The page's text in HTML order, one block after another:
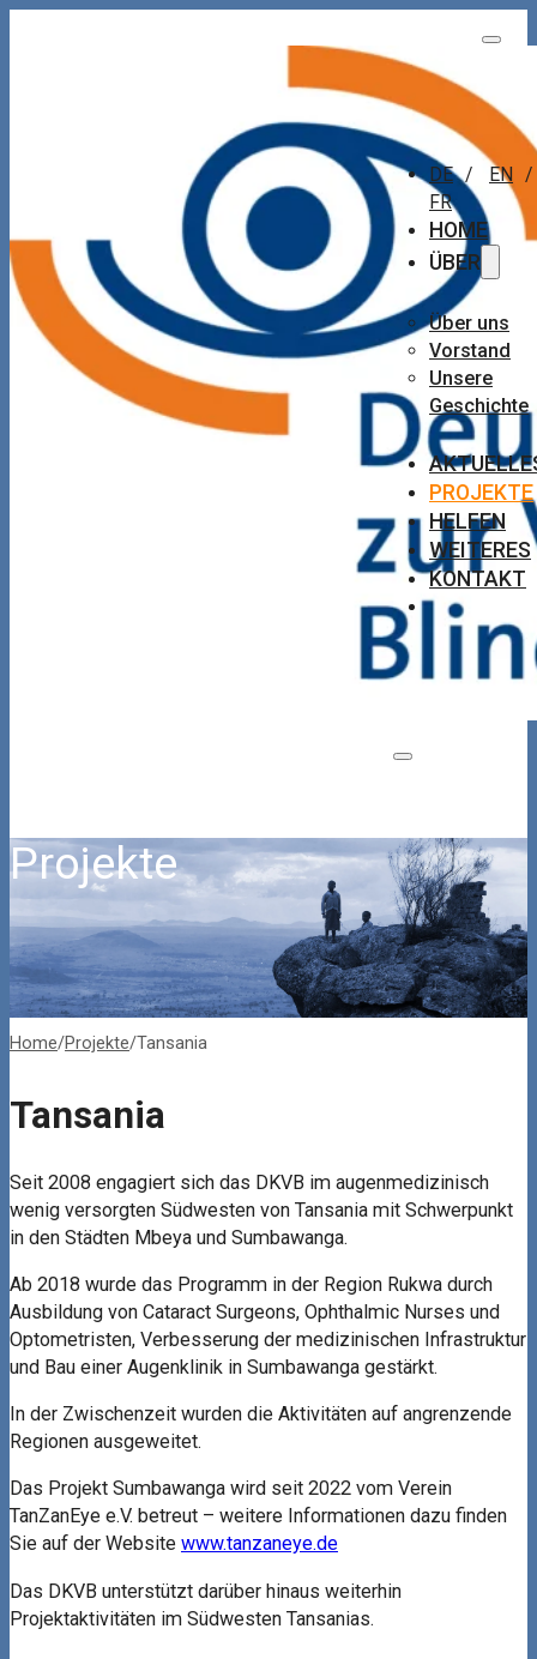
DE / EN
/
FR
HOME
ÜBER
Über uns
Vorstand
Unsere
Geschichte
PROJEKTE
HELFEN
WEITERES
KONTAKT
Projekte
Home/Projekte/Tansania
Tansania
Seit 2008 engagiert sich das DKVB im augenmedizinisch
wenig versorgten Südwesten von Tansania mit Schwerpunkt
in den Städten Mbeya und Sumbawanga.
Ab 2018 wurde das Programm in der Region Rukwa durch
Ausbildung von Cataract Surgeons, Ophthalmic Nurses und
Optometristen, Verbesserung der medizinischen Infrastruktur
und Bau einer Augenklinik in Sumbawanga gestärkt.
In der Zwischenzeit wurden die Aktivitäten auf angrenzende
Regionen ausgeweitet.
Das Projekt Sumbawanga wird seit 2022 vom Verein
TanZanEye e.V. betreut – weitere Informationen dazu finden
Sie auf der Website www.tanzaneye.de
Das DKVB unterstützt darüber hinaus weiterhin
Projektaktivitäten im Südwesten Tansanias.